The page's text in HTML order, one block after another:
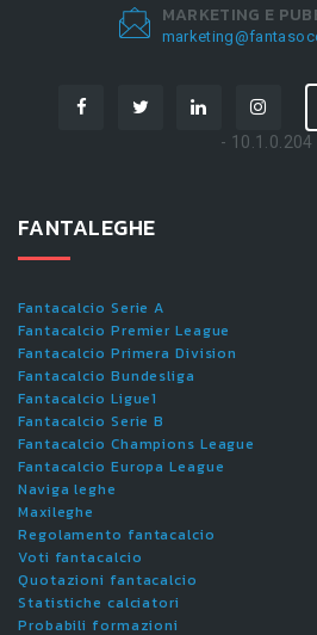
MARKETING E
- 10.1.0.204
FANTALEGHE
Fantacalcio Serie A
Fantacalcio Premier League
Fantacalcio Primera Division
Fantacalcio Bundesliga
Fantacalcio Ligue1
Fantacalcio Serie B
Fantacalcio Champions League
Fantacalcio Europa League
Naviga leghe
Maxileghe
Regolamento fantacalcio
Voti fantacalcio
Quotazioni fantacalcio
Statistiche calciatori
Probabili formazioni